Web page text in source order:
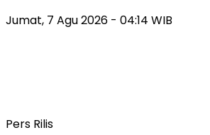
Jumat, 7 Agu 2026 - 04:14 WIB
Pers Rilis